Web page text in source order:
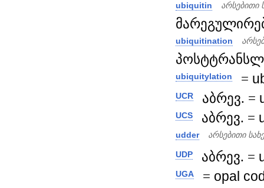
ubiquitin არსებითი
ubiquitination
ubiquitylation =
UCR აბრევ. =
UCS აბრევ. =
udder არსებითი
UDP აბრევ. =
UGA = opal